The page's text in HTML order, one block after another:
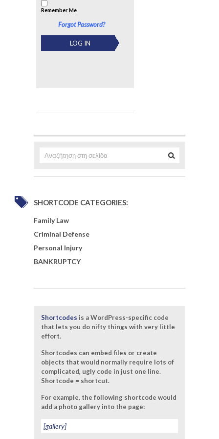
Remember Me
Forgot Password?
SHORTCODE CATEGORIES:
Family Law
Criminal Defense
Personal Injury
BANKRUPTCY
Shortcodes is a WordPress-specific code
that lets you do nifty things with very little
effort.
Shortcodes can embed files or create
objects that would normally require lots of
complicated, ugly code in just one line.
Shortcode = shortcut.
For example, the following shortcode would
add a photo gallery into the page:
[gallery]